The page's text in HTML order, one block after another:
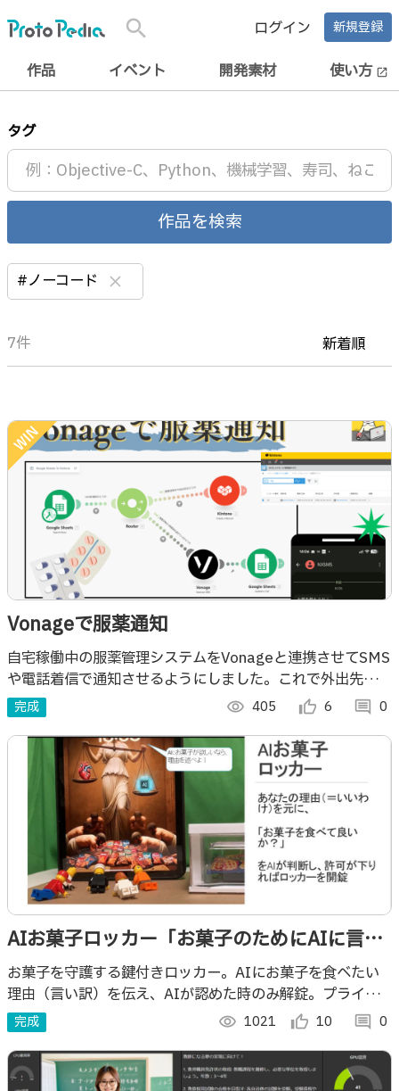
search ログイン 新規登録
作品 イベント 開発素材 使い方 open_in_new
タグ
作品を検索
#ノーコード clear
7件 新着順
Vonageで服薬通知
自宅稼働中の服薬管理システムをVonageと連携させてSMS
や電話着信で通知させるようにしました。これで外出先にい
ても薬の飲み忘れがなくなる！たすかる！
完成 visibility 405 thumb_up_alt 6 comment 0
AIお菓子ロッカー「お菓子のためにAIに言い
訳して 恥ずかしくないの？」
お菓子を守護する鍵付きロッカー。AIにお菓子を食べたい
理由（言い訳）を伝え、AIが認めた時のみ解錠。プライド
を試され、食べ過ぎを防ぐ。 1行もコードを書かずにで構築
でき、カスタマイズも容易です。
完成 visibility 1021 thumb_up_alt 10 comment 0